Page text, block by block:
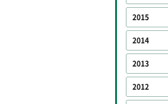
2015
2014
2013
2012